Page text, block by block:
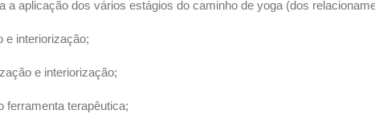
a aplicação dos vários estágios do caminho de yoga (dos
e interiorização;
e interiorização;
ferramenta terapêutica;